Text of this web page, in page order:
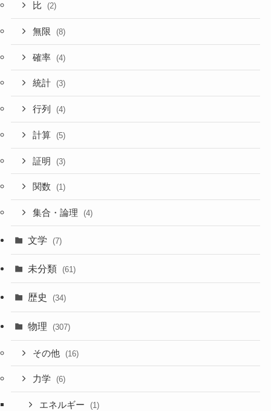
比 (2)
無限 (8)
確率 (4)
統計 (3)
行列 (4)
計算 (5)
証明 (3)
関数 (1)
集合・論理 (4)
文学 (7)
未分類 (61)
歴史 (34)
物理 (307)
その他 (16)
力学 (6)
エネルギー (1)